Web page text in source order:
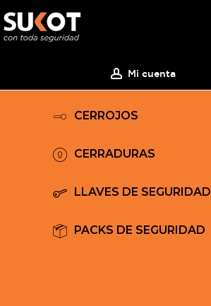
Mi cuenta
CERROJOS
CERRADURAS
LLAVES DE SEGURIDAD
PACKS DE SEGURIDAD